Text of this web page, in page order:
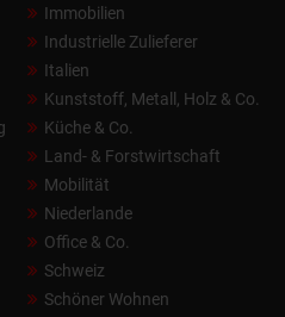
Immobilien
Industrielle Zulieferer
Italien
Kunststoff, Metall, Holz & Co.
Küche & Co.
Land- & Forstwirtschaft
Mobilität
Niederlande
Office & Co.
Schweiz
Schöner Wohnen